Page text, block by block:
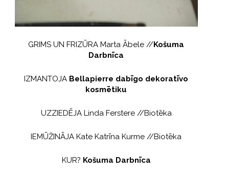
GRIMS UN FRIZŪRA Marta Ābele //Košuma
Darbnīca
IZMANTOJA Bellapierre dabīgo dekoratīvo
kosmētiku
UZZIEDĒJA Linda Ferstere //Biotēka
IEMŪŽINĀJA Kate Katrīna Kurme //Biotēka
KUR? Košuma Darbnīca